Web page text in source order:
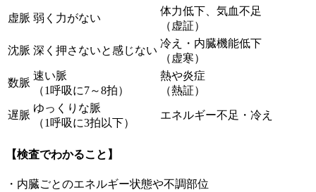
虚脈 弱く力がない
体力低下、気血不足
（虚証）
沈脈 深く押さないと感じない
冷え・内臓機能低下
（虚寒）
数脈
速い脈
（1呼吸に7～8拍）
熱や炎症
（熱証）
遅脈
ゆっくりな脈
（1呼吸に3拍以下）
エネルギー不足・冷え
【検査でわかること】
・内臓ごとのエネルギー状態や不調部位